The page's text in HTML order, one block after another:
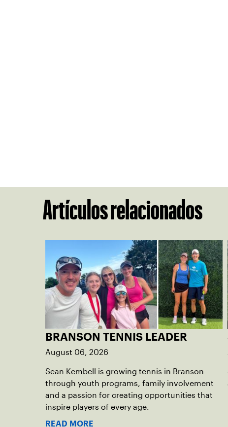
Artículos relacionados
BRANSON TENNIS LEADER
August 06, 2026
Sean Kembell is growing tennis in Branson
through youth programs, family involvement
and a passion for creating opportunities that
inspire players of every age.
READ MORE